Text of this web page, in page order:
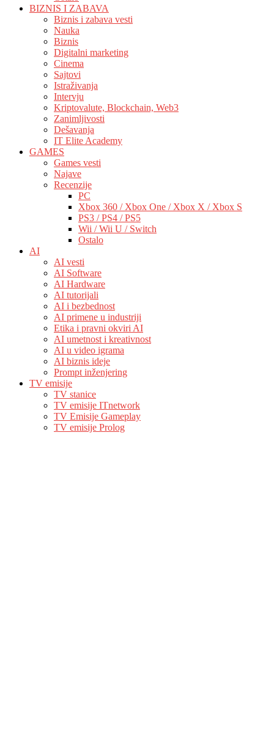
BIZNIS I ZABAVA
Biznis i zabava vesti
Nauka
Biznis
Digitalni marketing
Cinema
Sajtovi
Istraživanja
Intervju
Kriptovalute, Blockchain, Web3
Zanimljivosti
Dešavanja
IT Elite Academy
GAMES
Games vesti
Najave
Recenzije
PC
Xbox 360 / Xbox One / Xbox X / Xbox S
PS3 / PS4 / PS5
Wii / Wii U / Switch
Ostalo
AI
AI vesti
AI Software
AI Hardware
AI tutorijali
AI i bezbednost
AI primene u industriji
Etika i pravni okviri AI
AI umetnost i kreativnost
AI u video igrama
AI biznis ideje
Prompt inženjering
TV emisije
TV stanice
TV emisije ITnetwork
TV Emisije Gameplay
TV emisije Prolog